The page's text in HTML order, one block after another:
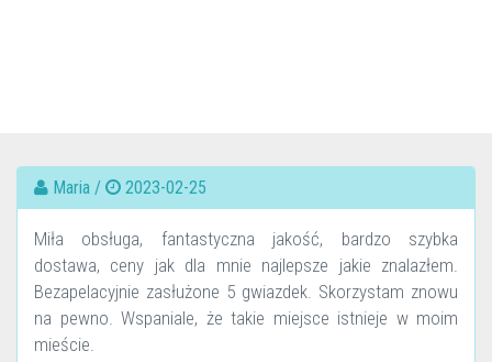
Maria / 2023-02-25
Miła obsługa, fantastyczna jakość, bardzo szybka
dostawa, ceny jak dla mnie najlepsze jakie znalazłem.
Bezapelacyjnie zasłużone 5 gwiazdek. Skorzystam znowu
na pewno. Wspaniale, że takie miejsce istnieje w moim
mieście.